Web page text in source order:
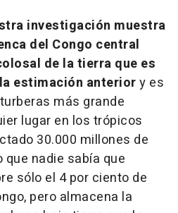
investigación muestra
del Congo central
de la tierra que es
estimación anteriory es
más grande
lugar en los trópicos
30.000 millones de
nadie sabía que
sólo el 4 por ciento de
pero almacena la